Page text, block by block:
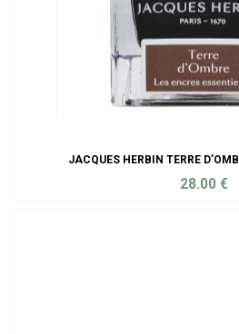
JACQUES HERBIN TERRE
28.00 €